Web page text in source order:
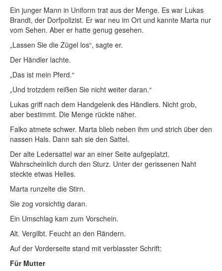
Ein junger Mann in Uniform trat aus der Menge. Es war Lukas
Brandt, der Dorfpolizist. Er war neu im Ort und kannte Marta nur
vom Sehen. Aber er hatte genug gesehen.
„Lassen Sie die Zügel los“, sagte er.
Der Händler lachte.
„Das ist mein Pferd.“
„Und trotzdem reißen Sie nicht weiter daran.“
Lukas griff nach dem Handgelenk des Händlers. Nicht grob,
aber bestimmt. Die Menge rückte näher.
Falko atmete schwer. Marta blieb neben ihm und strich über den
nassen Hals. Dann sah sie den Sattel.
Der alte Ledersattel war an einer Seite aufgeplatzt.
Wahrscheinlich durch den Sturz. Unter der gerissenen Naht
steckte etwas Helles.
Marta runzelte die Stirn.
Sie zog vorsichtig daran.
Ein Umschlag kam zum Vorschein.
Alt. Vergilbt. Feucht an den Rändern.
Auf der Vorderseite stand mit verblasster Schrift:
Für Mutter